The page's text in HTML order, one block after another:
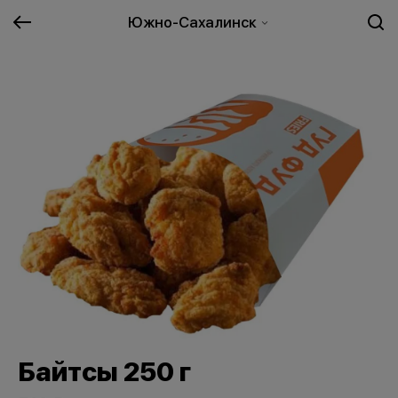
Южно-Сахалинск
Байтсы 250 г